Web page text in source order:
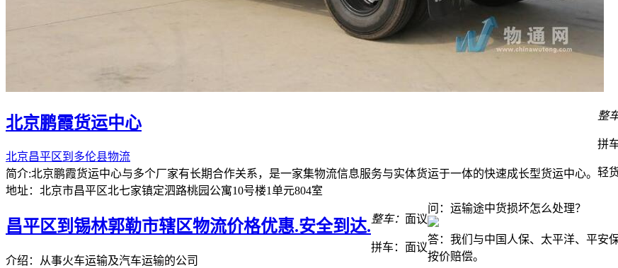
北京鹏霞货运中心
北京昌平区到多伦县物流
简介:北京鹏霞货运中心与多个厂家有长期合作关系，是一家集物流信息服务与实体货运于一体的快速成长型货运中心。
地址：北京市昌平区北七家镇定泗路桃园公寓10号楼1单元804室
整
拼
轻
昌平区到锡林郭勒市辖区物流价格优惠.安全到达.
介绍：从事火车运输及汽车运输的公司
整车： 面议
拼车： 面议
问：运输途中货损坏怎么处理？
答：我们与中国人保、太平洋、平安
按价赔偿。